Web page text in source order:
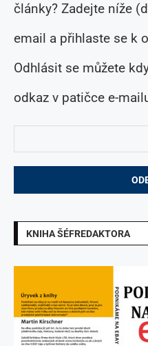
články? Zadejte níže
email a přihlaste se k
Odhlásit se můžete
odkaz v patičce e-
KNIHA ŠÉFREDAKTORA